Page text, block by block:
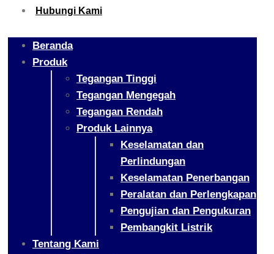
Hubungi Kami
Beranda
Produk
Tegangan Tinggi
Tegangan Mengegah
Tegangan Rendah
Produk Lainnya
Keselamatan dan
Perlindungan
Keselamatan Penerbangan
Peralatan dan Perlengkapan
Pengujian dan Pengukuran
Pembangkit Listrik
Tentang Kami